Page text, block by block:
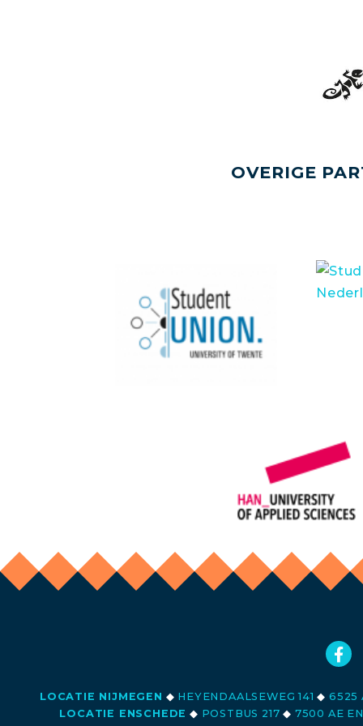
OVERIGE
LOCATIE NIJMEGEN ◆ HEYENDAALSEWEG 141◆ 6525
LOCATIE ENSCHEDE ◆ POSTBUS 217◆ 7500 AE